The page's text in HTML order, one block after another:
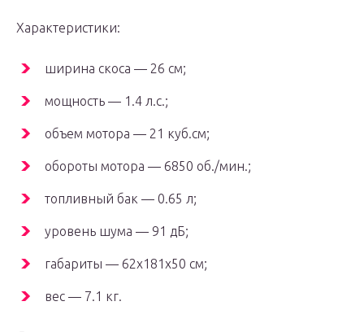
Характеристики:
ширина скоса — 26 см;
мощность — 1.4 л.с.;
объем мотора — 21 куб.см;
обороты мотора — 6850 об./мин.;
топливный бак — 0.65 л;
уровень шума — 91 дБ;
габариты — 62x181x50 см;
вес — 7.1 кг.